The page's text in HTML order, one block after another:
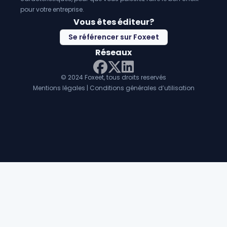
pour votre entreprise.
Vous êtes éditeur?
Se référencer sur Foxeet
Réseaux
Facebook
Twitter X
LinkedIn
© 2024 Foxeet, tous droits reservés
Mentions légales | Conditions générales d’utilisation